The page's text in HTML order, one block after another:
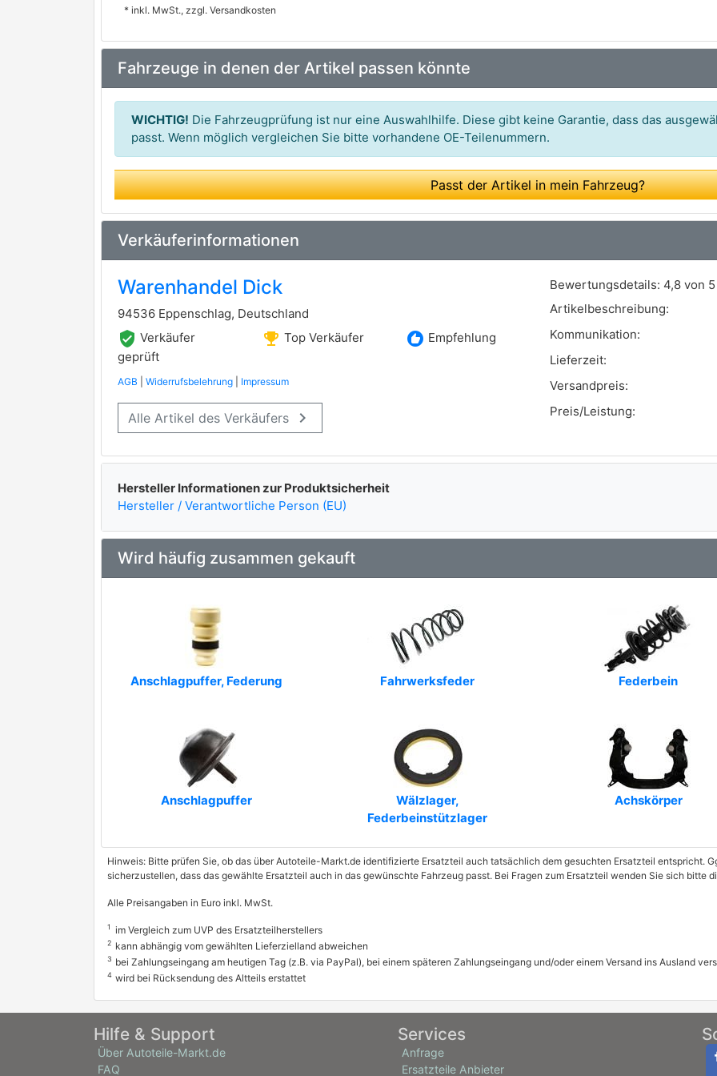
3RG premium Marke
KAVO PARTS Art.-Nr.: SSM-10020
FEBI BILSTEIN premium Marke Art.-Nr.: 28175,28174,10091
Magnum Technology Art.-Nr.: A7C032
CORTECO Art.-Nr.: 80001672,80004831,80001602
SIDEM Art.-Nr.: 853411 KIT,853402,853420
KYB premium Marke Art.-Nr.: SM1922
TOPRAN
HERTH+BUSS JAKOPARTS premium Marke Art.-Nr.: J4420803
OPTIMAL Art.-Nr.: F0-0049S,F8-3012,F8-6515,F8-6562
LEMFÖRDER
SACHS
VAICO premium Marke
SWAG
Art.-Nr.: 62 93 7811,62 93 7030,60 54 0014,62
METZGER AUTOTEILE Art.-Nr.: 6490164
AKRON-MALÒ
ASAM AUTOMOTIVE Art.-Nr.: 101473
Aslyx
Art.-Nr.: SM1409
Art.-Nr.: 59000
BOGE premium Marke Art.-Nr.: 84-033-R,84-033-A,87-415-L
Art.-Nr.: CTSM9058
DACO Germany Art.-Nr.: 150604
Art.-Nr.: BSJ10028
EUROREPAR Art.-Nr.: 1638380580
FAI AutoParts
FARE SA
GABRIEL Art.-Nr.: GK324
GATES premium Marke Art.-Nr.: SUS1711
GH Art.-Nr.: GH361902
HART Art.-Nr.: 449177
* inkl. MwSt., zzgl. Versandkosten
Fahrzeuge in denen der Artikel passen könnte
WICHTIG! Die Fahrzeugprüfung ist nur eine Auswahlhilfe. Diese gibt keine Garantie, dass das
passt. Wenn möglich vergleichen Sie bitte vorhandene OE-Teilenummern.
Passt der Artikel in mein Fahrzeug?
Verkäuferinformationen
Warenhandel Dick
94536 Eppenschlag, Deutschland
verified_user Verkäufer
geprüft
emoji_events Top Verkäufer recommend Empfehlung
AGB Widerrufsbelehrung Impressum
Alle Artikel des Verkäufers keyboard_arrow_right
Bewertungsdetails: 4,8 von 5
Artikelbeschreibung:
Kommunikation:
Lieferzeit:
Versandpreis:
Preis/Leistung:
Hersteller Informationen zur Produktsicherheit
Hersteller / Verantwortliche Person (EU)
Wird häufig zusammen gekauft
Anschlagpuffer, Federung Fahrwerksfeder Federbein
Anschlagpuffer
Wälzlager,
Federbeinstützlager
Achskörper
Hinweis: Bitte prüfen Sie, ob das über Autoteile-Markt.de identifizierte Ersatzteil auch tatsächlich dem gesuchten Ersatzteil entspricht.
sicherzustellen, dass das gewählte Ersatzteil auch in das gewünschte Fahrzeug passt. Bei Fragen zum Ersatzteil wenden Sie sich bitte
Alle Preisangaben in Euro inkl. MwSt.
1 im Vergleich zum UVP des Ersatzteilherstellers
2 kann abhängig vom gewählten Lieferzielland abweichen
3 bei Zahlungseingang am heutigen Tag (z.B. via PayPal), bei einem späteren Zahlungseingang und/oder einem Versand ins Ausland
4 wird bei Rücksendung des Altteils erstattet
Hilfe & Support
Über Autoteile-Markt.de
FAQ
Services
Anfrage
Ersatzteile Anbieter